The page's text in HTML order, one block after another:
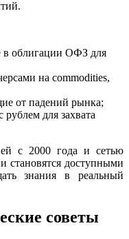
в облигации ОФЗ для
на commodities,
от падений рынка;
для захвата
с 2000 года и сетью
становятся доступными
знания в реальный
советы